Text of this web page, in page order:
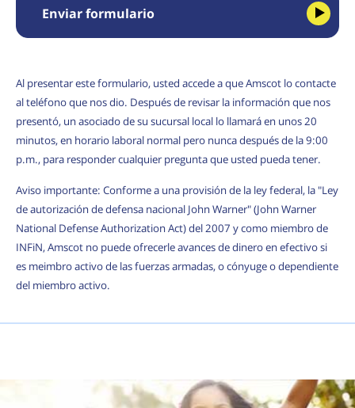
Enviar formulario
Al presentar este formulario, usted accede a que Amscot lo contacte
al teléfono que nos dio. Después de revisar la información que nos
presentó, un asociado de su sucursal local lo llamará en unos 20
minutos, en horario laboral normal pero nunca después de la 9:00
p.m., para responder cualquier pregunta que usted pueda tener.
Aviso importante: Conforme a una provisión de la ley federal, la "Ley
de autorización de defensa nacional John Warner" (John Warner
National Defense Authorization Act) del 2007 y como miembro de
INFiN, Amscot no puede ofrecerle avances de dinero en efectivo si
es meimbro activo de las fuerzas armadas, o cónyuge o dependiente
del miembro activo.